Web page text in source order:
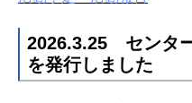
2026.3.25 センタ
を発行しました